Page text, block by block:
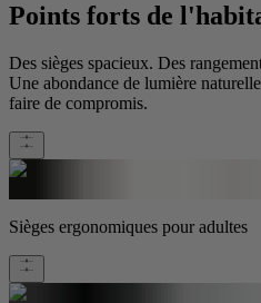
Points forts de
Des sièges spacieux. Des
Une abondance de lumière
faire de compromis.
Sièges ergonomiques pour adultes